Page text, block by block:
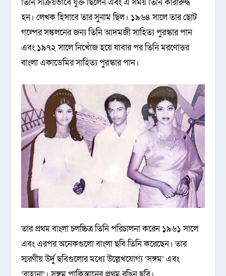
তিনি সক্রিয়ভাবে যুক্ত ছিলেন এবং এ সময় তিনি কারারুদ্ধ
হন। লেখক হিসাবে তার সুনাম ছিল। ১৯৬৪ সালে তার ছোট
গল্পের সঙ্কলনের জন্য তিনি আদমজী সাহিত্য পুরস্কার পান
এবং ১৯৭২ সালে নিখোঁজ হয়ে যাবার পর তিনি মরণোত্তর
বাংলা একাডেমির সাহিত্য পুরস্কার পান।
তার প্রথম বাংলা চলচ্চিত্র তিনি পরিচালনা করেন ১৯৬১ সালে
এবং এরপর অনেকগুলো বাংলা ছবি তিনি করেছেন। তার
স্মরণীয় উর্দু ছবিগুলোর মধ্যে উল্লেখযোগ্য ‘সঙ্গম’ এবং